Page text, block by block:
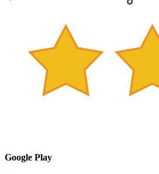
Google Play